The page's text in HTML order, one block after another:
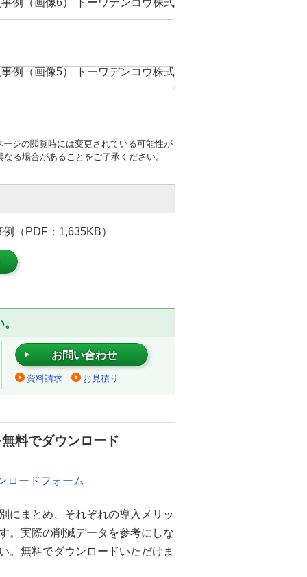
ジの閲覧時には変更されている可能性が
る場合があることをご了承ください。
（PDF：1,635KB）
お問い合わせ
資料請求 お見積り
料でダウンロード
ロードフォーム
にまとめ、それぞれの導入メリッ
。実際の削減データを参考にしな
。無料でダウンロードいただけま